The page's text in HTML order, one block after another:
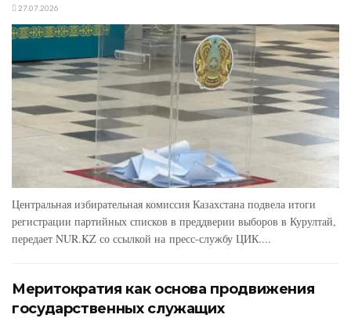
27.07.2026
Центральная избирательная комиссия Казахстана подвела итоги
регистрации партийных списков в преддверии выборов в Курултай,
передает NUR.KZ со ссылкой на пресс-службу ЦИК....
Меритократия как основа продвижения
государственных служащих